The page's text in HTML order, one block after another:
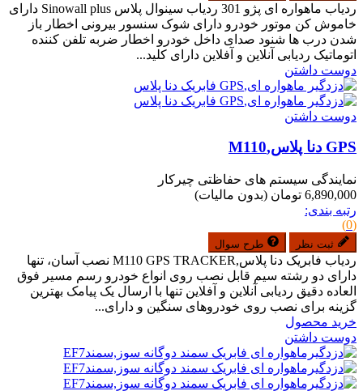
ردیاب ماهواره ای پژو 301 ردیاب سینوال پلاس Sinowall plus دارای
خاموش کن موتور خودرو دارای شوک سنسور بیرونی اخطار باز
شدن درب ها شنود صدای داخل خودرو اخطار ضربه تلفن کننده
اتوماتیک ردیابی آنلاین و آفلاین دارای کلید...
دوست داشتن
دوست داشتن
GPS دنا پلاس,M110
نمایندگی سیستم های حفاظتی چیرکار
6,890,000 تومان
(بدون مالیات)
رتبه بندی:
(0)
ثبت نظر طرح سوال
ردیاب فابریک دنا پلاس,M110 GPS TRACKER نصب آسان، تنها
دارای دو رشته سیم قابل نصب روی انواع خودرو رسم مسیر فوق
العاده دقیق ردیابی آنلاین و آفلاین تنها با ارسال یک پیامک بهترین
گزینه برای نصب روی خودروهای سنگین و دارای...
خرید محصول
دوست داشتن